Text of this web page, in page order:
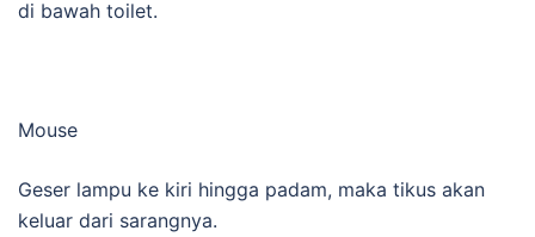
di bawah toilet.
Mouse
Geser lampu ke kiri hingga padam, maka tikus akan
keluar dari sarangnya.